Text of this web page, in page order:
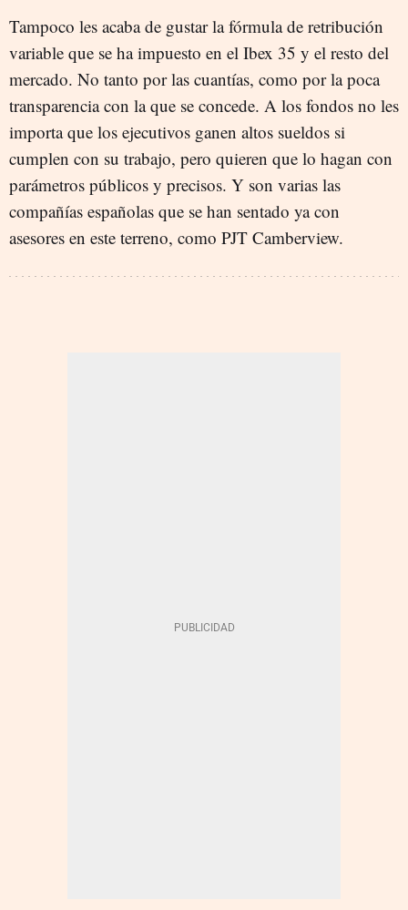
Tampoco les acaba de gustar la fórmula de retribución
variable que se ha impuesto en el Ibex 35 y el resto del
mercado. No tanto por las cuantías, como por la poca
transparencia con la que se concede. A los fondos no les
importa que los ejecutivos ganen altos sueldos si
cumplen con su trabajo, pero quieren que lo hagan con
parámetros públicos y precisos. Y son varias las
compañías españolas que se han sentado ya con
asesores en este terreno, como PJT Camberview.